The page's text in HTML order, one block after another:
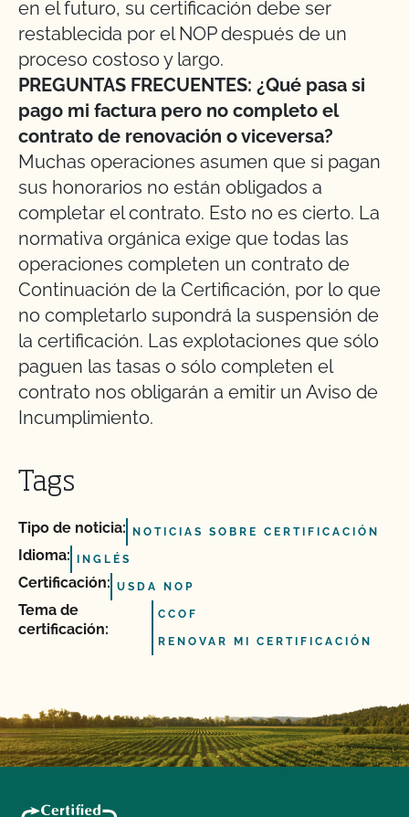
en el futuro, su certificación debe ser
restablecida por el NOP después de un
proceso costoso y largo.
PREGUNTAS FRECUENTES: ¿Qué pasa si
pago mi factura pero no completo el
contrato de renovación o viceversa?
Muchas operaciones asumen que si pagan
sus honorarios no están obligados a
completar el contrato. Esto no es cierto. La
normativa orgánica exige que todas las
operaciones completen un contrato de
Continuación de la Certificación, por lo que
no completarlo supondrá la suspensión de
la certificación. Las explotaciones que sólo
paguen las tasas o sólo completen el
contrato nos obligarán a emitir un Aviso de
Incumplimiento.
Tags
Tipo de noticia: NOTICIAS SOBRE CERTIFICACIÓN
Idioma: INGLÉS
Certificación: USDA NOP
Tema de
certificación:
CCOF
RENOVAR MI CERTIFICACIÓN